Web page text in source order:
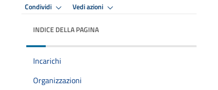
Condividi Vedi azioni
INDICE DELLA PAGINA
Incarichi
Organizzazioni